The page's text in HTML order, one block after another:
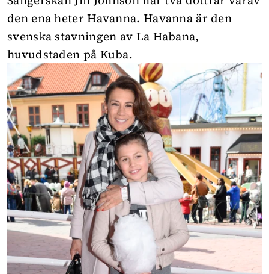
den ena heter Havanna. Havanna är den
svenska stavningen av La Habana,
huvudstaden på Kuba.